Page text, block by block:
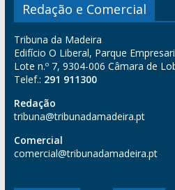
Redação e Comercial
Tribuna da Madeira
Edifício O Liberal, Parque
Lote n.º 7, 9304-006 Câmara de
Telef.: 291 911300
Redação
tribuna@tribunadamadeira.pt
Comercial
comercial@tribunadamadeira.pt